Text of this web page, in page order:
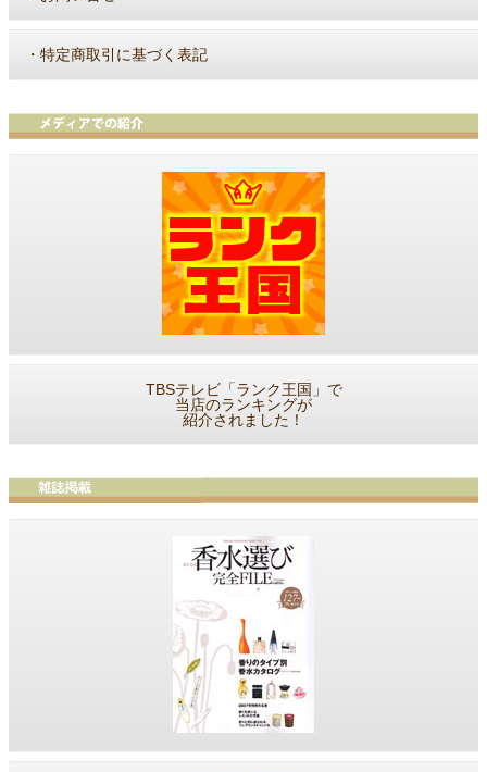
・ 特定商取引に基づく表記
TBSテレビ「ランク王国」で
当店のランキングが
紹介されました！